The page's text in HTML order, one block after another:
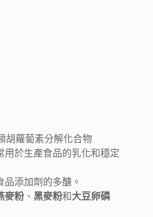
胡蘿蔔素分解化合物
用於生產食品的乳化和穩定
品添加劑的多醣。
麥粉 、 黑麥粉和大豆卵磷